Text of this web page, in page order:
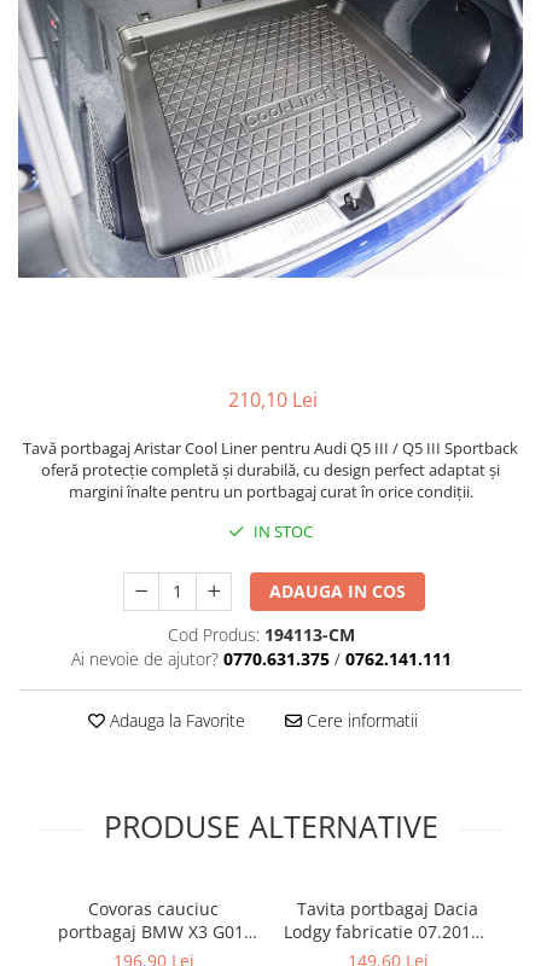
Conectica
Cupla carkit
Cupla radio aftermarket
Cupla radio OEM
Inele boxe auto
Rame radio 1DIN
Rame radio 2DIN
Car Audio
Difuzoare-Sisteme / Componente
Insonorizant Auto
Electrice, Electronice Auto
Accesorii alarme auto
Alarme auto Alarme masina
Echipamente atelier
Set clipsuri auto de plastic
210,10 Lei
Tavă portbagaj Aristar Cool Liner pentru Audi Q5 III / Q5 III Sportback
oferă protecție completă și durabilă, cu design perfect adaptat și
margini înalte pentru un portbagaj curat în orice condiții.
IN STOC
ADAUGA IN COS
Cod Produs: 194113-CM
Ai nevoie de ajutor? 0770.631.375 / 0762.141.111
Adauga la Favorite Cere informatii
PRODUSE ALTERNATIVE
Covoras cauciuc
portbagaj BMW X3 G01,
11.2017-prezent, Rigum
196,90 Lei
Tavita portbagaj Dacia
Lodgy fabricatie 07.2012 -
prezent (7 locuri)
149,60 Lei